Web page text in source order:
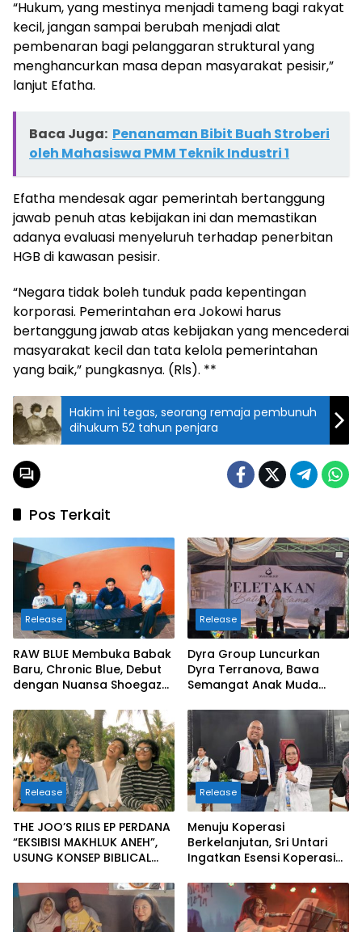
“Hukum, yang mestinya menjadi tameng bagi rakyat
kecil, jangan sampai berubah menjadi alat
pembenaran bagi pelanggaran struktural yang
menghancurkan masa depan masyarakat pesisir,”
lanjut Efatha.
Baca Juga: Penanaman Bibit Buah Stroberi
oleh Mahasiswa PMM Teknik Industri 1
Efatha mendesak agar pemerintah bertanggung
jawab penuh atas kebijakan ini dan memastikan
adanya evaluasi menyeluruh terhadap penerbitan
HGB di kawasan pesisir.
“Negara tidak boleh tunduk pada kepentingan
korporasi. Pemerintahan era Jokowi harus
bertanggung jawab atas kebijakan yang mencederai
masyarakat kecil dan tata kelola pemerintahan
yang baik,” pungkasnya. (Rls). **
Hakim ini tegas, seorang remaja pembunuh
dihukum 52 tahun penjara
Pos Terkait
Release
RAW BLUE Membuka Babak
Baru, Chronic Blue, Debut
dengan Nuansa Shoegaze
Release
Dyra Group Luncurkan
Dyra Terranova, Bawa
Semangat Anak Muda
Properti Batam
Release
THE JOO’S RILIS EP PERDANA
“EKSIBISI MAKHLUK ANEH”,
USUNG KONSEP BIBLICAL
Release
Menuju Koperasi
Berkelanjutan, Sri Untari
Ingatkan Esensi Koperasi